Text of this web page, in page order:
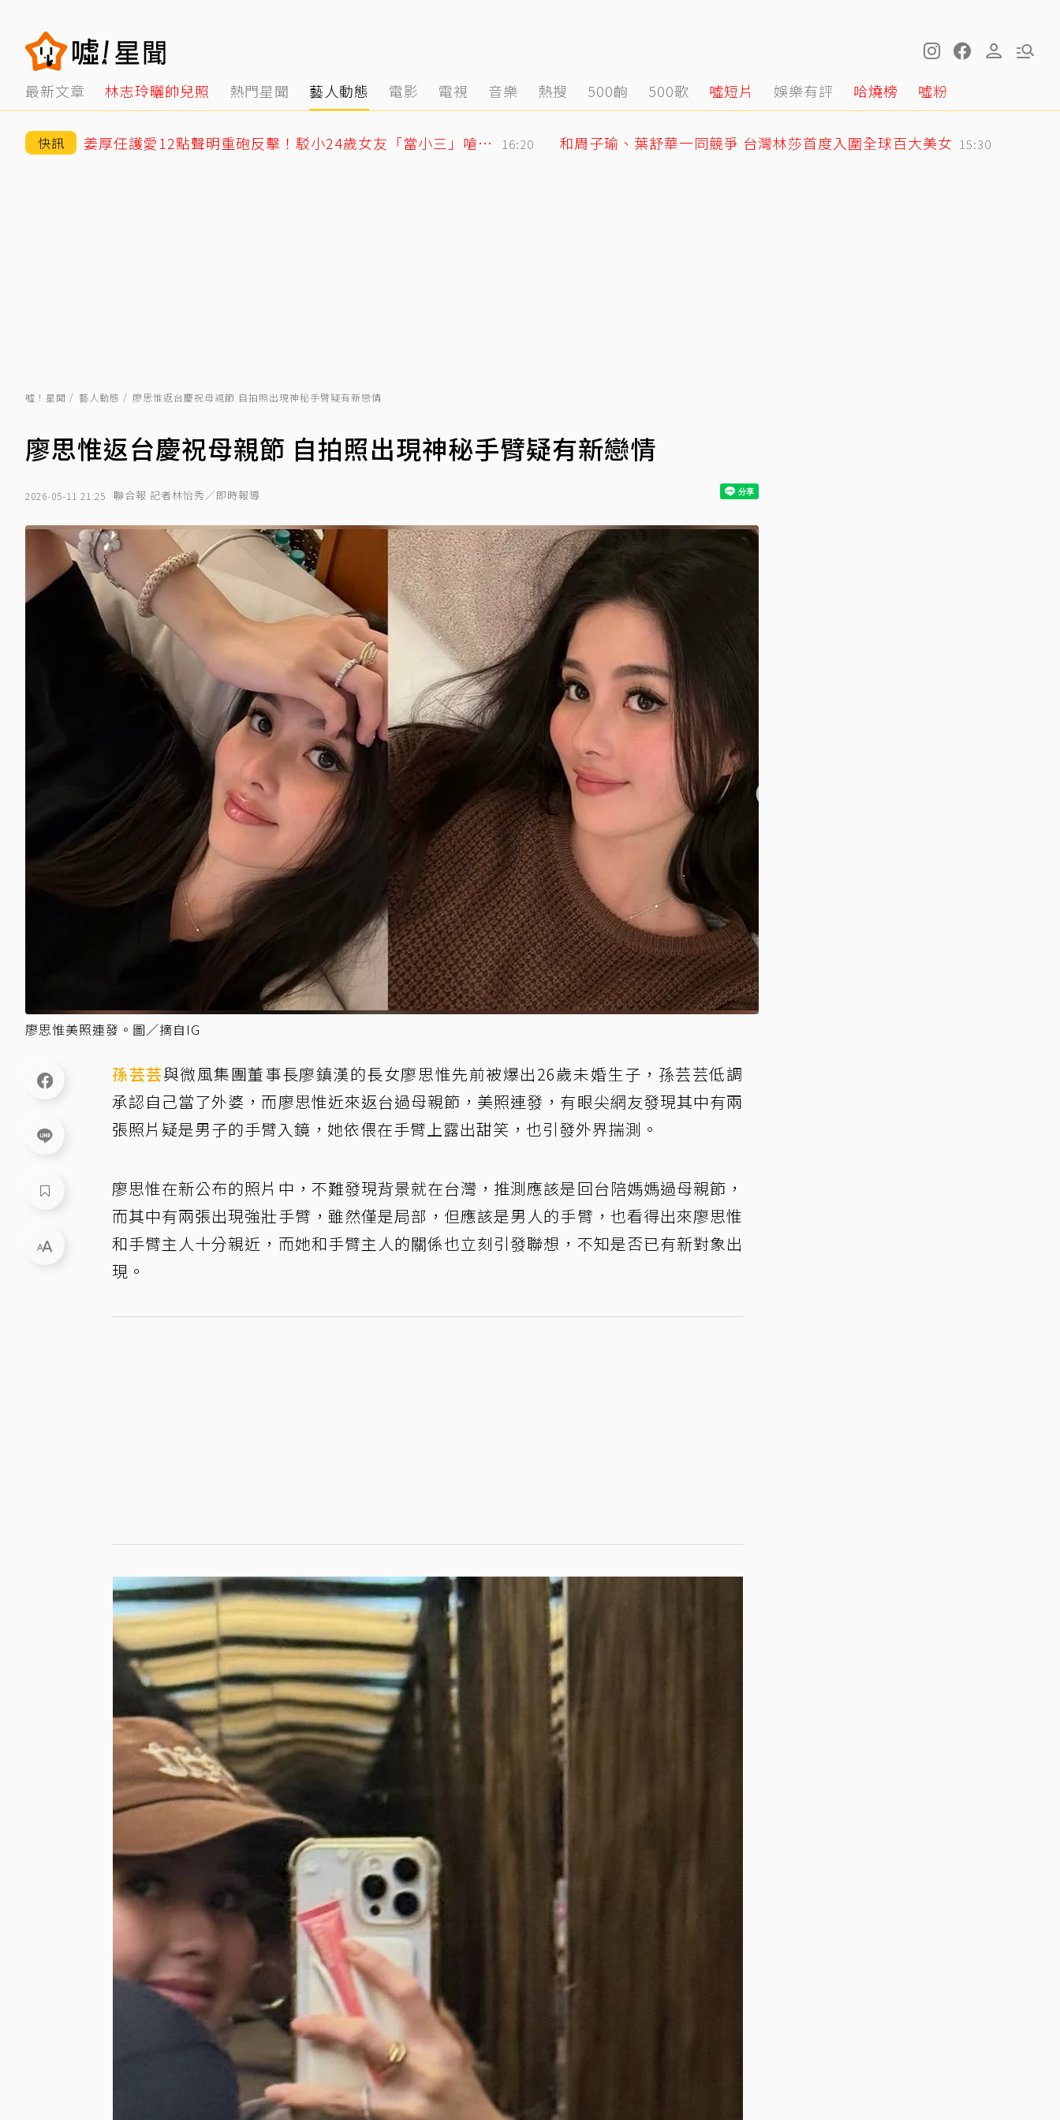
最新文章 林志玲曬帥兒照 熱門星聞 藝人動態 電影 電視 音樂 熱搜 500齣 500歌 噓短片 娛樂有評 哈燒榜 噓粉
快訊 姜厚任護愛12點聲明重砲反擊！駁小24歲女友「當小三」嗆：講三小？ 16:20 和周子瑜、葉舒華一同競爭 台灣林莎首度入圍全球百大美女 15:30
噓！星聞 藝人動態 廖思惟返台慶祝母親節 自拍照出現神秘手臂疑有新戀情
廖思惟返台慶祝母親節 自拍照出現神秘手臂疑有新戀情
2026-05-11 21:25 聯合報 記者林怡秀／即時報導
廖思惟美照連發。圖／摘自IG
孫芸芸與微風集團董事長廖鎮漢的長女廖思惟先前被爆出26歲未婚生子，孫芸芸低調
承認自己當了外婆，而廖思惟近來返台過母親節，美照連發，有眼尖網友發現其中有兩
張照片疑是男子的手臂入鏡，她依偎在手臂上露出甜笑，也引發外界揣測。
廖思惟在新公布的照片中，不難發現背景就在台灣，推測應該是回台陪媽媽過母親節，
而其中有兩張出現強壯手臂，雖然僅是局部，但應該是男人的手臂，也看得出來廖思惟
和手臂主人十分親近，而她和手臂主人的關係也立刻引發聯想，不知是否已有新對象出
現。